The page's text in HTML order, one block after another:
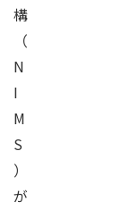
構
（
N
I
M
S
）
が